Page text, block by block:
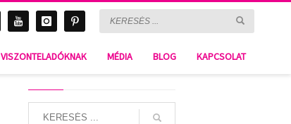
VISZONTELADÓKNAK MÉDIA BLOG KAPCSOLAT
CUBA D-459